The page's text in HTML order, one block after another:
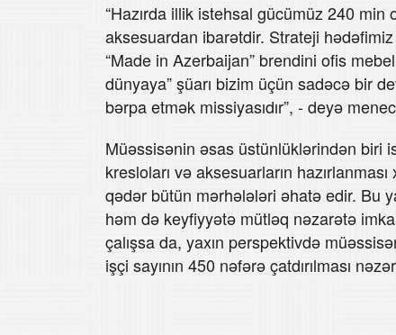
“Hazırda illik istehsal gücümüz 240
aksesuardan ibarətdir. Strateji
“Made in Azerbaijan” brendini ofis
dünyaya” şüarı bizim üçün sadəcə bir
bərpa etmək missiyasıdır”, - deyə
Müəssisənin əsas üstünlüklərindən biri
kresloları və aksesuarların
qədər bütün mərhələləri əhatə edir. Bu
həm də keyfiyyətə mütləq nəzarətə
çalışsa da, yaxın perspektivdə
işçi sayının 450 nəfərə çatdırılması